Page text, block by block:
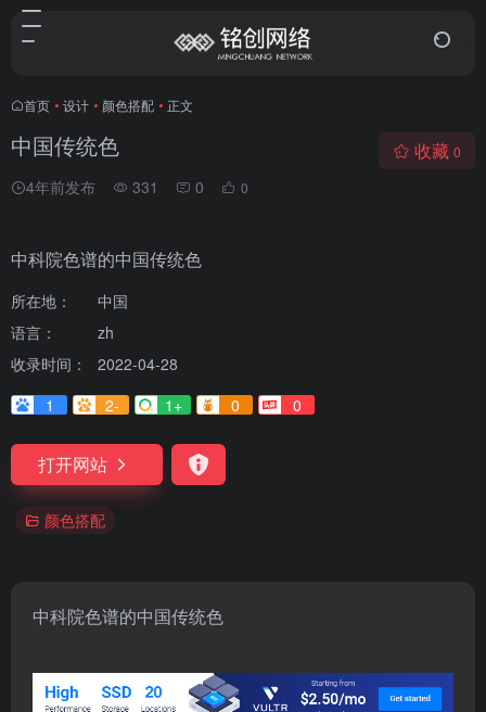
首页 • 设计 • 颜色搭配 • 正文
中国传统色
4年前发布 331 0 0
收藏 0
中科院色谱的中国传统色
所在地：
中国
语言：
zh
收录时间：
2022-04-28
1
2- 1+ 0 0
打开网站
颜色搭配
中科院色谱的中国传统色